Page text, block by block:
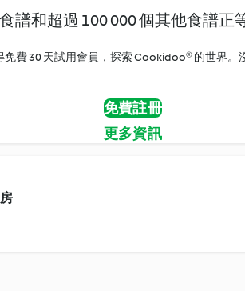
譜和超過 100 000 個其他食譜正
費 30 天試用會員，探索 Cookidoo® 的世界。
免費註冊
更多資訊